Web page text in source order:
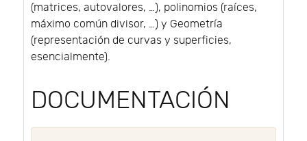
(matrices, autovalores, …), polinomios (raíces,
máximo común divisor, …) y Geometría
(representación de curvas y superficies,
esencialmente).
DOCUMENTACIÓN